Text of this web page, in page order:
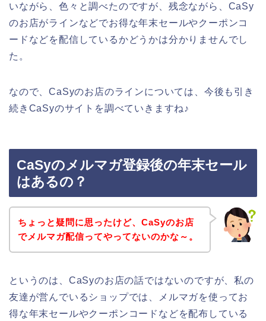
いながら、色々と調べたのですが、残念ながら、CaSy
のお店がラインなどでお得な年末セールやクーポンコ
ードなどを配信しているかどうかは分かりませんでし
た。
なので、CaSyのお店のラインについては、今後も引き
続きCaSyのサイトを調べていきますね♪
CaSyのメルマガ登録後の年末セール
はあるの？
ちょっと疑問に思ったけど、CaSyのお店
でメルマガ配信ってやってないのかな～。
というのは、CaSyのお店の話ではないのですが、私の
友達が営んでいるショップでは、メルマガを使ってお
得な年末セールやクーポンコードなどを配布している